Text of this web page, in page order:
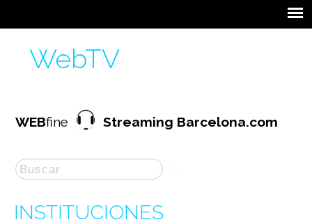
WebTV
WEBfineStreaming Barcelona.com
INSTITUCIONES